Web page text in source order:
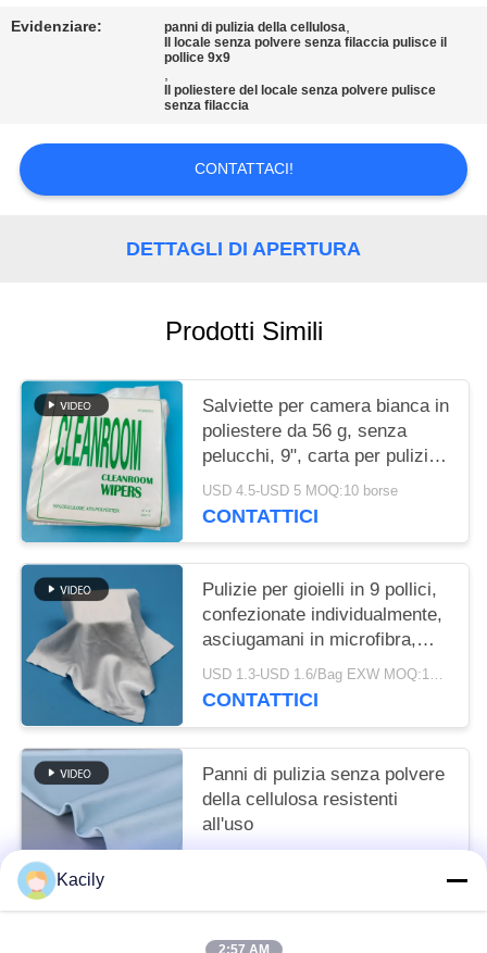
MAPPA
PRIVACY
POLICY
Evidenziare: panni di pulizia della cellulosa,
Il locale senza polvere senza filaccia pulisce il
pollice 9x9
,
Il poliestere del locale senza polvere pulisce
senza filaccia
CONTATTACI!
DETTAGLI DI APERTURA
Prodotti Simili
Salviette per camera bianca in
poliestere da 56 g, senza
pelucchi, 9", carta per pulizia
resistente all'usura
USD 4.5-USD 5 MOQ:10 borse
CONTATTICI
Pulizie per gioielli in 9 pollici,
confezionate individualmente,
asciugamani in microfibra,
asciugamani per pulizia
industriale, asciugamani per
USD 1.3-USD 1.6/Bag EXW MOQ:10 borse
CONTATTICI
Panni di pulizia senza polvere
della cellulosa resistenti
all'uso
Kacily
2:57 AM